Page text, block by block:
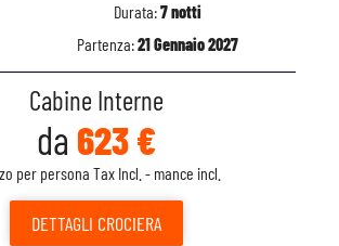
Durata:7 notti
Partenza:21 Gennaio 2027
Cabine Interne
da 623 €
per persona Tax Incl. - mance incl.
DETTAGLI CROCIERA